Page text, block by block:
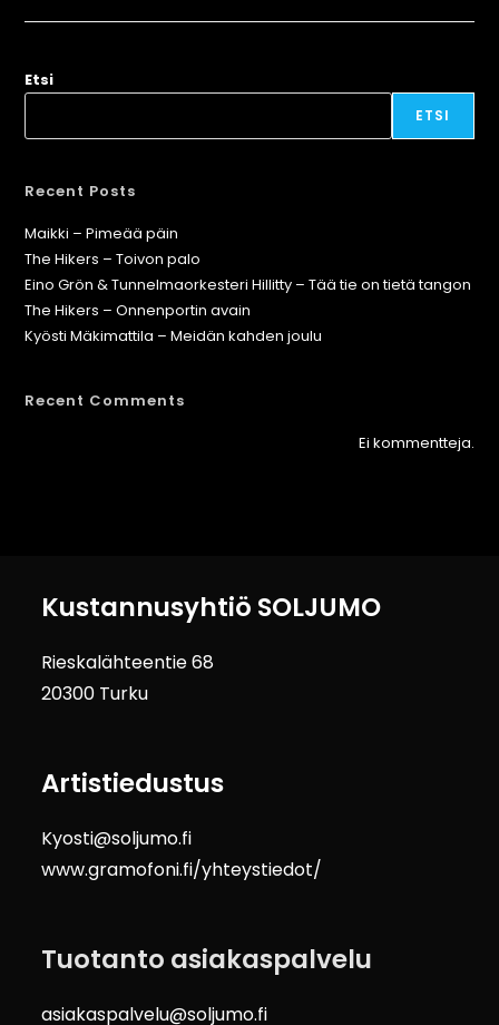
Etsi
ETSI
Recent Posts
Maikki – Pimeää päin
The Hikers – Toivon palo
Eino Grön & Tunnelmaorkesteri Hillitty – Tää tie on tietä tangon
The Hikers – Onnenportin avain
Kyösti Mäkimattila – Meidän kahden joulu
Recent Comments
Ei kommentteja.
Kustannusyhtiö SOLJUMO
Rieskalähteentie 68
20300 Turku
Artistiedustus
Kyosti@soljumo.fi
www.gramofoni.fi/yhteystiedot/
Tuotanto asiakaspalvelu
asiakaspalvelu@soljumo.fi